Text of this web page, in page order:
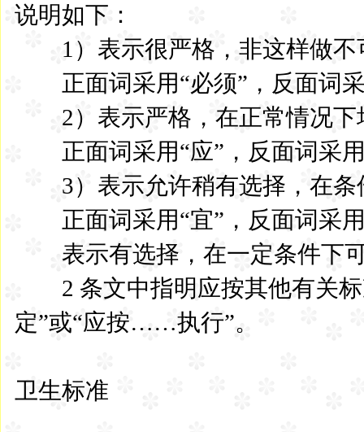
说明如下：
1）表示很严格，非这样做不
正面词采用“必须”，反面词采
2）表示严格，在正常情况下
正面词采用“应”，反面词采用
3）表示允许稍有选择，在条
正面词采用“宜”，反面词采用
表示有选择，在一定条件下可
2 条文中指明应按其他有关
定”或“应按……执行”。
卫生标准